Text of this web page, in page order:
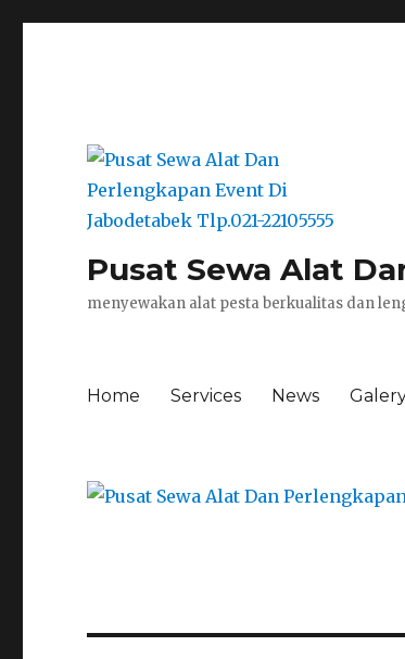
Pusat Sewa Alat
menyewakan alat pesta berkualitas dan
Home Services News